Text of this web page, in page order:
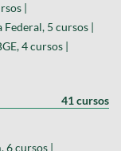
|
5 cursos |
4 cursos |
41 cursos
6 cursos |